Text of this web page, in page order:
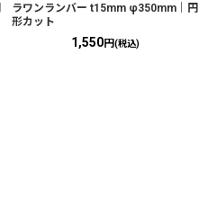
ラワンランバー t15mm φ350mm｜円
形カット
1,550円(税込)